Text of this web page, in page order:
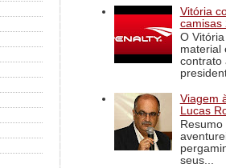
Vitória
camisas
O
material
contrato
Viagem
Lucas
seus...